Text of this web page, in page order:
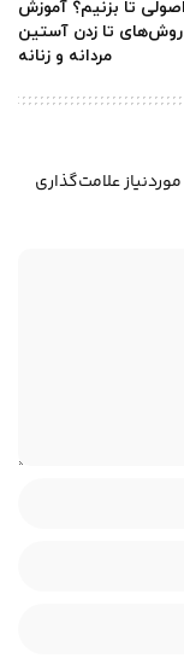
تا بزنیم؟ آموزش
روش‌های تا زدن آستین
مردانه و زنانه
علامت‌گذاری